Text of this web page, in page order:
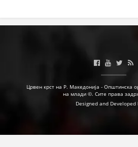
СТРАТЕГИИ
ЕДУКАТИВНО
БРОШУРИ
Црвен крст на Р. Македонија - Општинска
на млади ©. Сите права
Designed and Developed